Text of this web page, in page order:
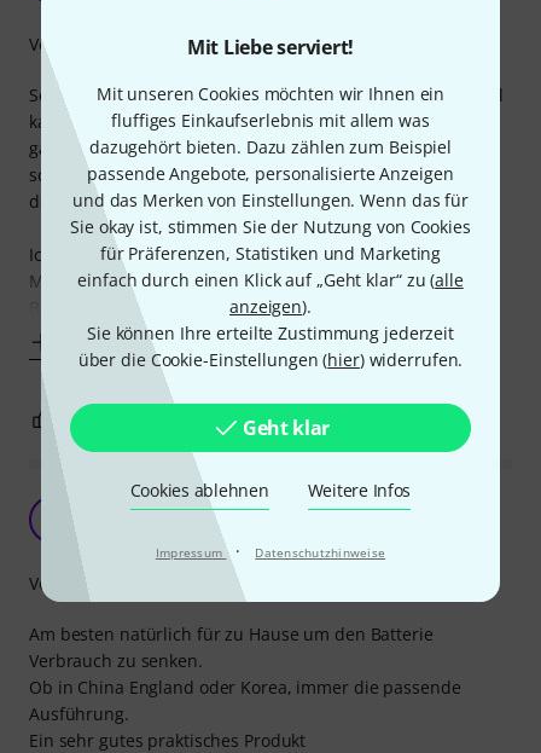
Mit Liebe serviert!
Mit unseren Cookies möchten wir Ihnen ein
fluffiges Einkaufserlebnis mit allem was
dazugehört bieten. Dazu zählen zum Beispiel
passende Angebote, personalisierte Anzeigen
und das Merken von Einstellungen. Wenn das für
Sie okay ist, stimmen Sie der Nutzung von Cookies
für Präferenzen, Statistiken und Marketing
einfach durch einen Klick auf „Geht klar“ zu (alle
anzeigen).
Sie können Ihre erteilte Zustimmung jederzeit
über die Cookie-Einstellungen (hier) widerrufen.
Geht klar
Cookies ablehnen Weitere Infos
Impressum · Datenschutzhinweise
Sehr vielfältig, das muss man zugeben, mit diesem Netzteil
kann man hinsichtlich der beigelegten Adapter um die
ganze Welt reisen. Wer das nicht will, hat dann eben einen
schönen Karton voller Adapter und zusätzlicher Kabel in
der Ecke rumliegen. Naja.
Ich nutze das Netzteil für meinen Tascam-
Mehrspurrekoder, der, zumindest wenn man auf Einweg-
Mehr anzeigen
Verarbeitung
BEWERTUNG MELDEN
Sehr Länderübergreifendes Produkt
musicjustforever 25.06.2021
Am besten natürlich für zu Hause um den Batterie
Verbrauch zu senken.
Ob in China England oder Korea, immer die passende
Ausführung.
Ein sehr gutes praktisches Produkt
Verarbeitung